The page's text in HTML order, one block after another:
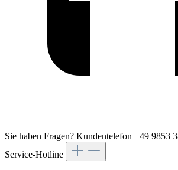
Sie haben Fragen? Kundentelefon +49 9853
Service-Hotline